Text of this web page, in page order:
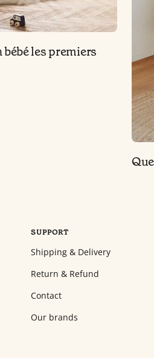
les premiers
SUPPORT
Shipping & Delivery
Return & Refund
Contact
Our brands